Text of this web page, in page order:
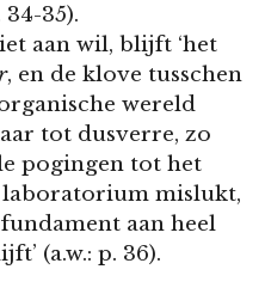
34-35).
aan wil, blijft ‘het
, en de klove tusschen
wereld
tot dusverre, zo
pogingen tot het
laboratorium mislukt,
aan heel
(a.w.: p. 36).